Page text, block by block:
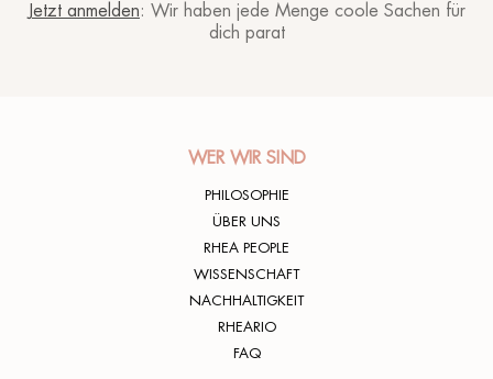
Jetzt anmelden: Wir haben jede Menge coole Sachen für
dich parat
WER WIR SIND
PHILOSOPHIE
ÜBER UNS
RHEA PEOPLE
WISSENSCHAFT
NACHHALTIGKEIT
RHEARIO
FAQ